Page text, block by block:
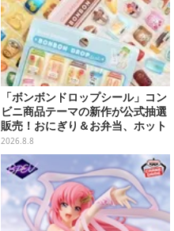
「ボンボンドロップシール」コン
ビニ商品テーマの新作が公式抽選
販売！おにぎり＆お弁当、ホット
スナックなど4種セット
2026.8.8